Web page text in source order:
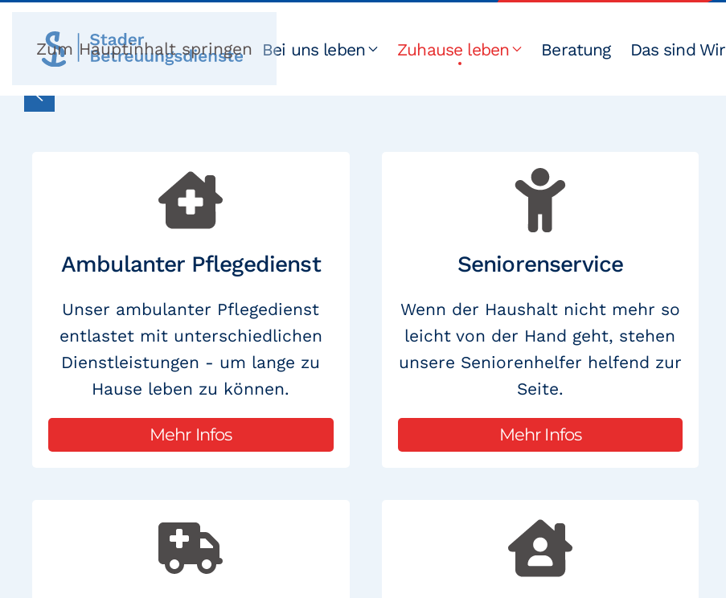
Zum Hauptinhalt springen Bei uns leben Zuhause leben Beratung Das sind Wir
Ambulanter Pflegedienst
Unser ambulanter Pflegedienst
entlastet mit unterschiedlichen
Dienstleistungen - um lange zu
Hause leben zu können.
Mehr Infos
Seniorenservice
Wenn der Haushalt nicht mehr so
leicht von der Hand geht, stehen
unsere Seniorenhelfer helfend zur
Seite.
Mehr Infos